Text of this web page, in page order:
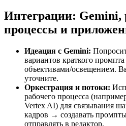
Интеграции: Gemini,
процессы и
Идеация с Gemini:
вариантов краткого
объективами/освещением.
уточните.
Оркестрация и потоки:
рабочего процесса
Vertex AI) для связывания
кадров → создавать
отправлять в редактор.